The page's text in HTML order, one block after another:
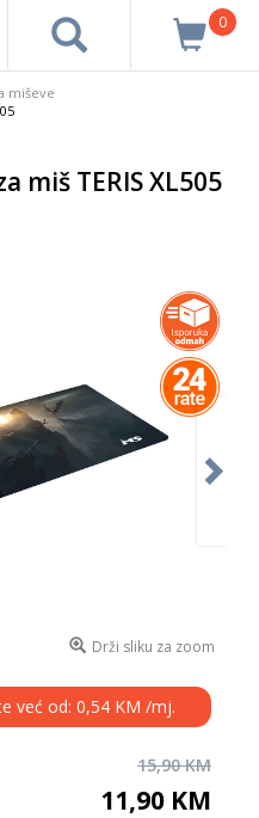
0
miševe
miš TERIS XL505
Drži sliku za zoom
već od: 0,54 KM /mj.
15,90 KM
11,90 KM